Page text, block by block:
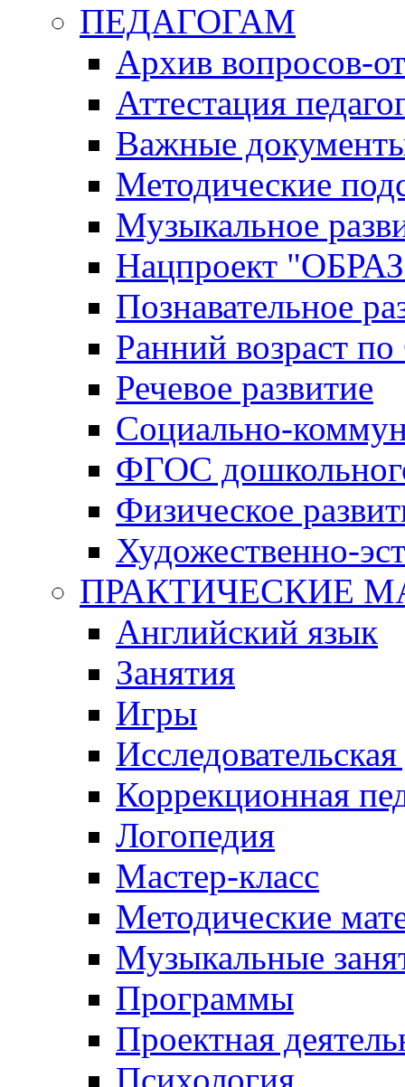
ПЕДАГОГАМ
Архив вопросов-
Аттестация
Важные
Методические
Музыкальное
Нацпроект
Познавательное
Ранний возраст
Речевое развитие
Социально-
ФГОС
Физическое
Художественно-
ПРАКТИЧЕСКИЕ
Английский язык
Занятия
Игры
Коррекционная
Логопедия
Мастер-класс
Методические
Музыкальные
Программы
Проектная
Психология